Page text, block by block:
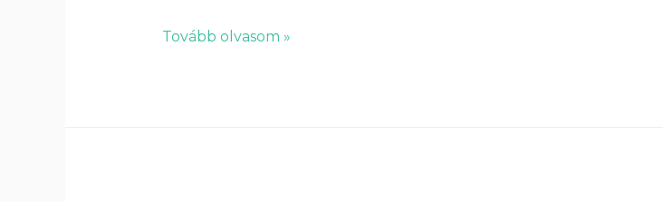
Tovább olvasom »